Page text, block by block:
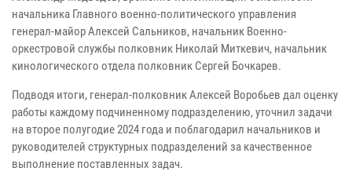
начальника Главного военно-политического управления
генерал-майор Алексей Сальников, начальник Военно-
оркестровой службы полковник Николай Миткевич, начальник
кинологического отдела полковник Сергей Бочкарев.
Подводя итоги, генерал-полковник Алексей Воробьев дал оценку
работы каждому подчиненному подразделению, уточнил задачи
на второе полугодие 2024 года и поблагодарил начальников и
руководителей структурных подразделений за качественное
выполнение поставленных задач.